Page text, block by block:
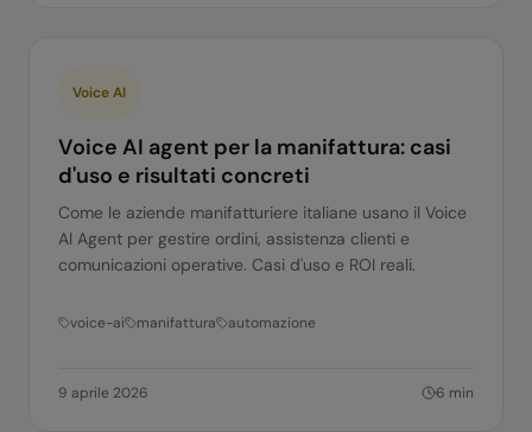
Voice AI
Voice AI agent per la manifattura: casi
d'uso e risultati concreti
Come le aziende manifatturiere italiane usano il Voice
AI Agent per gestire ordini, assistenza clienti e
comunicazioni operative. Casi d'uso e ROI reali.
voice-ai manifattura automazione
9 aprile 2026 6 min